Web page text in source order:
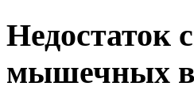
Недостаток
мышечных